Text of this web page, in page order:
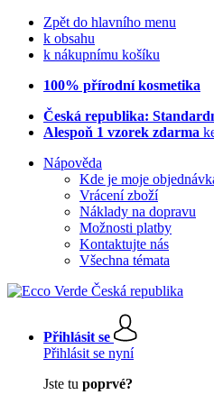
Zpět do hlavního menu
k obsahu
k nákupnímu košíku
100% přírodní kosmetika
Česká republika:
Alespoň 1 vzorek zdarma
Nápověda
Kde je moje
Vrácení zboží
Náklady na dopravu
Možnosti platby
Kontaktujte nás
Všechna témata
Přihlásit se
Přihlásit se nyní
Jste tu poprvé?